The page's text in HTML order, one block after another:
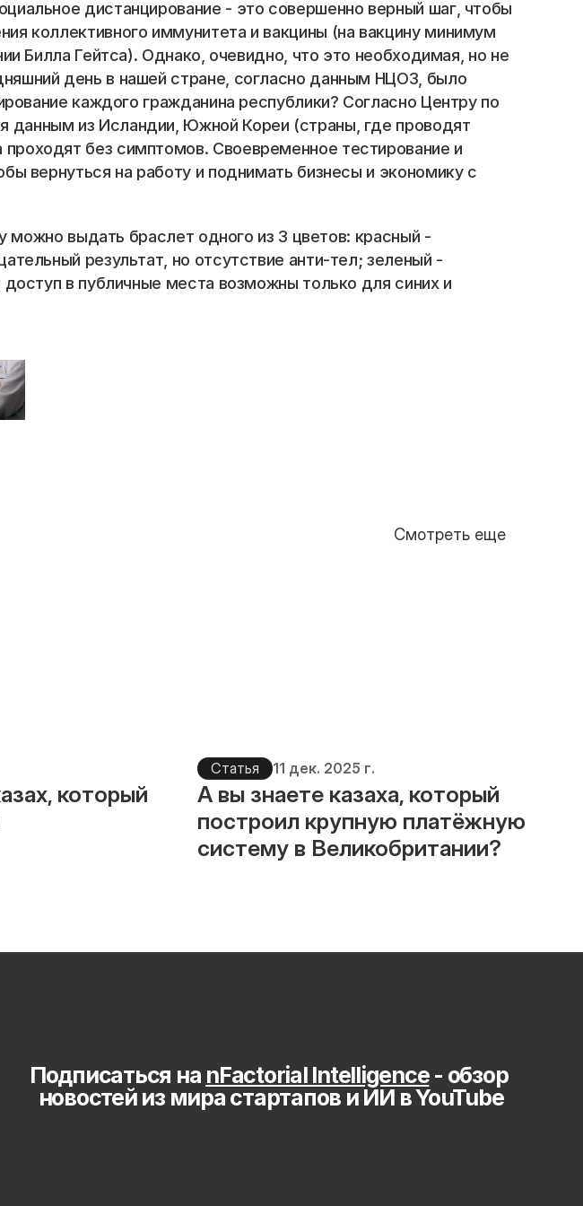
дистанцирование - это совершенно верный шаг, чтобы
коллективного иммунитета и вакцины (на вакцину минимум
Билла Гейтса). Однако, очевидно, что это необходимая, но не
день в нашей стране, согласно данным НЦОЗ, было
каждого гражданина республики? Согласно Центру по
из Исландии, Южной Кореи (страны, где проводят
без симптомов. Своевременное тестирование и
вернуться на работу и поднимать бизнесы и экономику с
выдать браслет одного из 3 цветов: красный -
результат, но отсутствие анти-тел; зеленый -
в публичные места возможны только для синих и
Смотреть еще
который
Статья 11 дек. 2025 г.
А вы знаете казаха, который
построил крупную платёжную
систему в Великобритании?
Подписаться на nFactorial Intelligence - обзор
новостей из мира стартапов и ИИ в YouTube